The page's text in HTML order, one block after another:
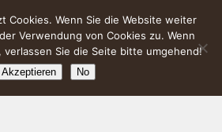
Cookies. Wenn Sie die Website weiter
Verwendung von Cookies zu. Wenn
Sie die Seite bitte umgehend!
Akzeptieren No